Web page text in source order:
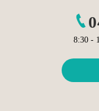
8:30 -